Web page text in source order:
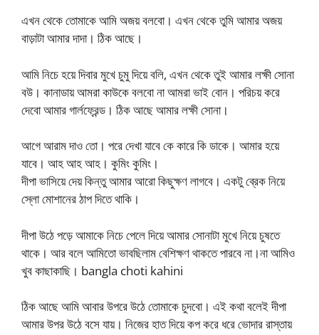
এখন থেকে তোমাকে আমি অজয় বলবো। এখন থেকে তুমি আমার অজয়
বাড়াটা আমার দাদা। ঠিক আছে।
আমি নিচে হয়ে দিবার মুখে চুমু দিয়ে বলি, এখন থেকে তুই আমার লক্ষী সোনা
বউ। কানাডায় আমরা কাউকে বলবো না আমরা ভাই বোন। পরিচয় করে
দেবো আমার গার্লফ্রেন্ড। ঠিক আছে আমার লক্ষী সোনা।
আগে আরাম দাও তো। পরে দেখা যাবে কে কারে কি ডাকে। আমার হয়ে
যাবে। আহ আহ আহ। কুমিং কুমিং।
দীপা ভাসিয়ে দেয় কিন্তু আমার আরো কিছুক্ষণ লাগবে। একটু ব্রেক নিয়ে
স্লো মোশানের ঠাপ দিতে থাকি।
দীপা উঠে পড়ে আমাকে নিচে পেলে দিয়ে আমার সোনাটা মুখে নিয়ে চুষতে
থাকে। আর বলে আমিতো ভাবছিলাম বেশিক্ষণ থাকতে পারবে না।না আমিও
খুব কাছাকাছি। bangla choti kahini
ঠিক আছে আমি আবার উপরে উঠে তোমাকে চুদবো। এই কথা বলেই দীপা
আমার উপর উঠে বসে যায়। নিজের হাত দিয়ে কপ করে ধরে ভোদার রাস্তায়